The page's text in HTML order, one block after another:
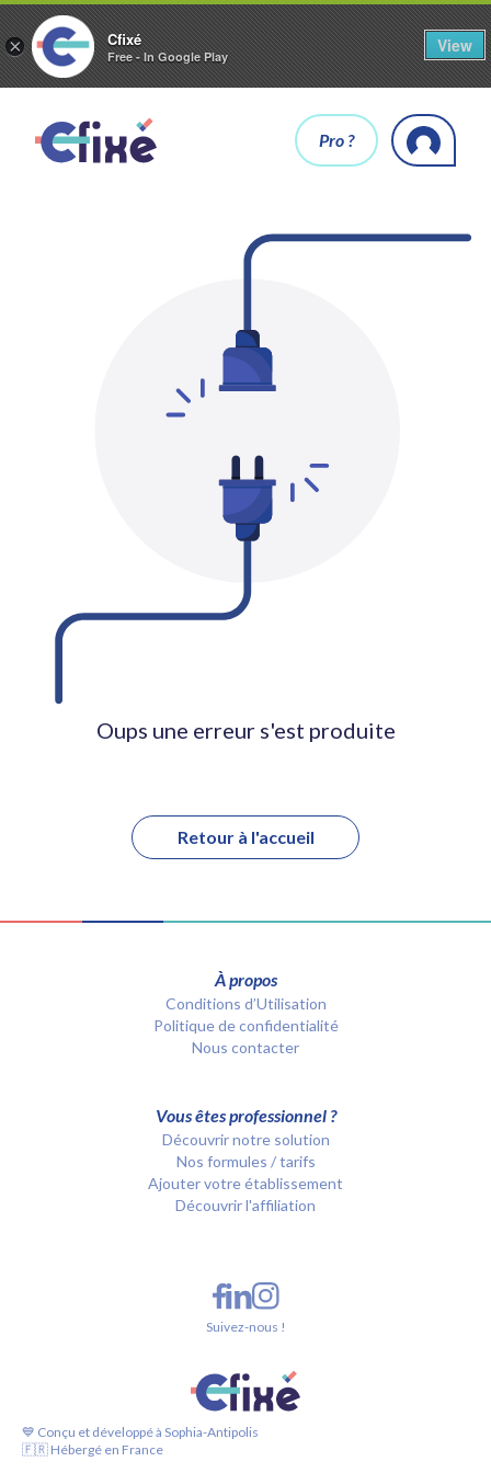
× Cfixé
Free - In Google Play
View
Pro ?
Oups une erreur s'est produite
Retour à l'accueil
À propos
Conditions d’Utilisation
Politique de confidentialité
Nous contacter
Vous êtes professionnel ?
Découvrir notre solution
Nos formules / tarifs
Ajouter votre établissement
Découvrir l'affiliation
💙 Conçu et développé à Sophia-Antipolis
🇫🇷 Hébergé en France
Suivez-nous !